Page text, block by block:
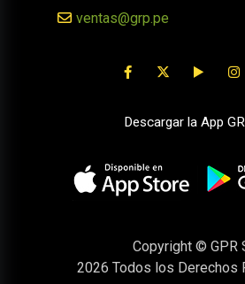
ventas@grp.pe
Descargar la App
Copyright © GPR
2026 Todos los Derechos